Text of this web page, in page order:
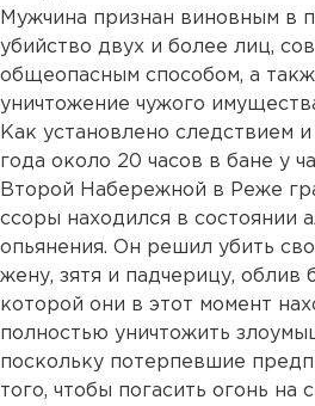
Мужчина признан виновным в
убийство двух и более лиц,
общеопасным способом, а
уничтожение чужого
Как установлено следствием
года около 20 часов в бане у
Второй Набережной в Реже
ссоры находился в состоянии
опьянения. Он решил убить
жену, зятя и падчерицу, облив
которой они в этот момент
полностью уничтожить
поскольку потерпевшие
того, чтобы погасить огонь